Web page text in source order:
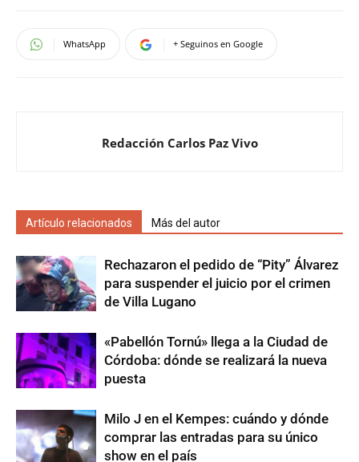
WhatsApp + Seguinos en Google
Redacción Carlos Paz Vivo
Artículo relacionados Más del autor
Rechazaron el pedido de “Pity” Álvarez
para suspender el juicio por el crimen
de Villa Lugano
«Pabellón Tornú» llega a la Ciudad de
Córdoba: dónde se realizará la nueva
puesta
Milo J en el Kempes: cuándo y dónde
comprar las entradas para su único
show en el país